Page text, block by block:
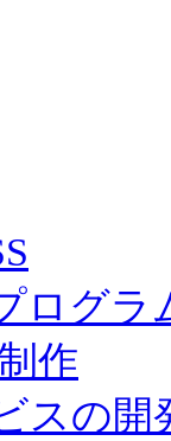
ログラ
作
スの開